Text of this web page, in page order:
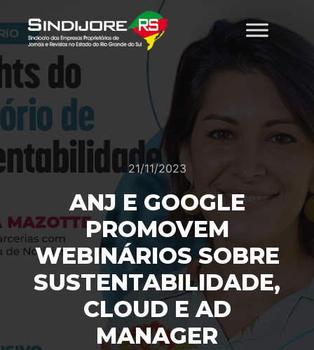
21/11/2023
ANJ E GOOGLE
PROMOVEM
WEBINÁRIOS SOBRE
SUSTENTABILIDADE,
CLOUD E AD
MANAGER